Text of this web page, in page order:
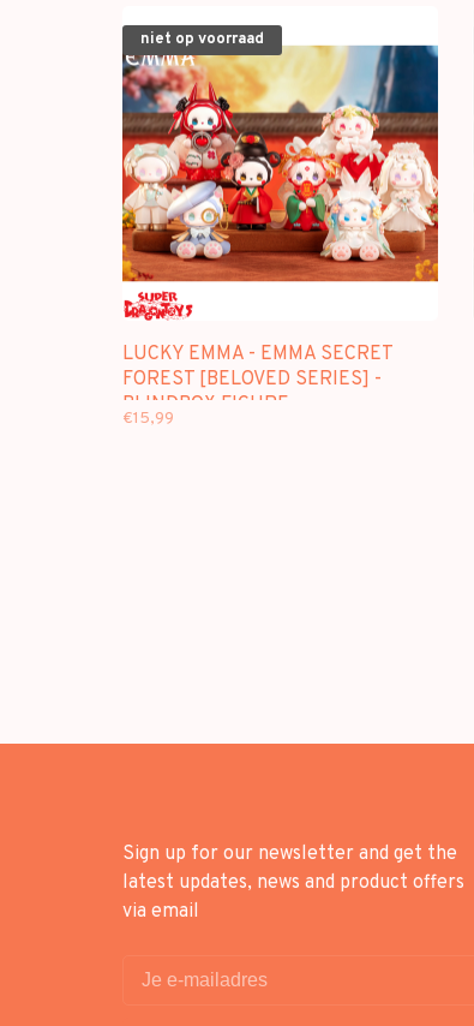
niet op voorraad
LUCKY EMMA - EMMA SECRET
FOREST [BELOVED SERIES] -
BLINDBOX FIGURE
€15,99
Sign up for our newsletter and get the
latest updates, news and product offers
via email